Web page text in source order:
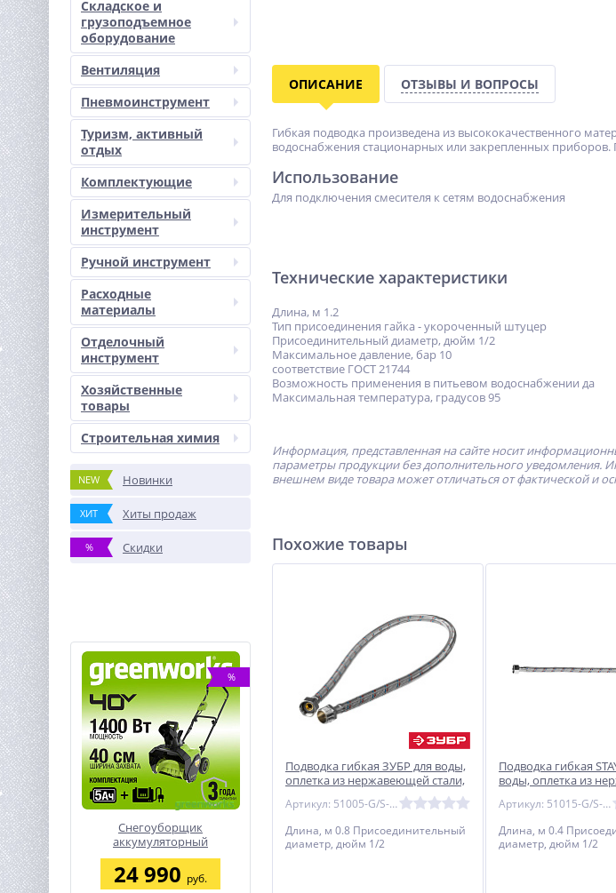
Складское и
грузоподъемное
оборудование
Вентиляция
Пневмоинструмент
Туризм, активный
отдых
Комплектующие
Измерительный
инструмент
Ручной инструмент
Расходные
материалы
Отделочный
инструмент
Хозяйственные
товары
Строительная химия
NEW Новинки
ХИТ Хиты продаж
% Скидки
%
Снегоуборщик
аккумуляторный
Greenworks G40ST40, 40V,
40 с 1хАКБ 5 Ач и ЗУ
(2603607UG)
24 990 руб.
ОПИСАНИЕ ОТЗЫВЫ И ВОПРОСЫ
Гибкая подводка произведена из высококачественного
водоснабжения стационарных или закрепленных приборов.
Использование
Для подключения смесителя к сетям водоснабжения
Технические характеристики
Длина, м 1.2
Тип присоединения гайка - укороченный штуцер
Присоединительный диаметр, дюйм 1/2
Максимальное давление, бар 10
соответствие ГОСТ 21744
Возможность применения в питьевом водоснабжении да
Максимальная температура, градусов 95
Информация, представленная на сайте носит
параметры продукции без дополнительного уведомления.
внешнем виде товара может отличаться от фактической и
Похожие товары
Подводка гибкая ЗУБР для воды,
оплетка из нержавеющей стали,
Артикул: 51005-G/S-080
Длина, м 0.8 Присоединительный
диаметр, дюйм 1/2
Подводка гибкая
воды, оплетка из
Артикул: 51015-G/S-040
Длина, м 0.4
диаметр, дюйм 1/2